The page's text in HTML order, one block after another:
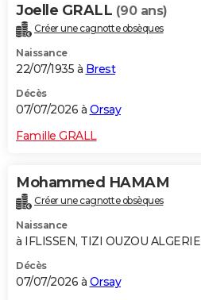
Joelle GRALL (90 ans)
Créer une cagnotte obsèques
Naissance
22/07/1935 à Brest
Décès
07/07/2026 à Orsay
Famille GRALL
Mohammed HAMAM
Créer une cagnotte obsèques
Naissance
à IFLISSEN, TIZI OUZOU ALGERIE
Décès
07/07/2026 à Orsay